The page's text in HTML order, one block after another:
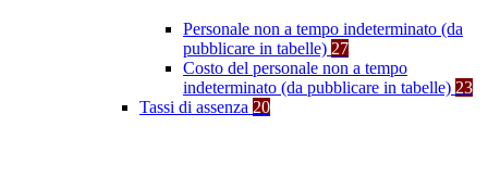
Personale non a tempo indeterminato (da
pubblicare in tabelle) 27
Costo del personale non a tempo
indeterminato (da pubblicare in tabelle) 23
Tassi di assenza 20